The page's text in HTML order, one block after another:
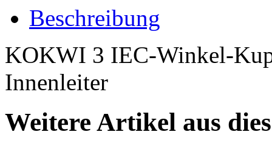
Beschreibung
KOKWI 3 IEC-Winkel-
Innenleiter
Weitere Artikel aus